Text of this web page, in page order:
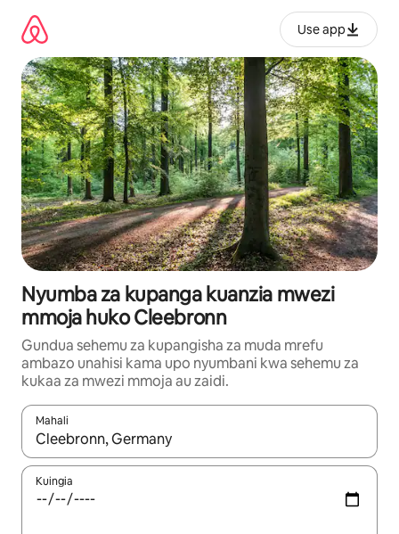
kwenda
kwenye
maudhui
Use app
Nyumba za kupanga kuanzia mwezi
mmoja huko Cleebronn
Gundua sehemu za kupangisha za muda mrefu
ambazo unahisi kama upo nyumbani kwa sehemu za
kukaa za mwezi mmoja au zaidi.
Mahali
Wakati matokeo yanapatikana, vinjari kwa kutumia vitufe vya
Kuingia